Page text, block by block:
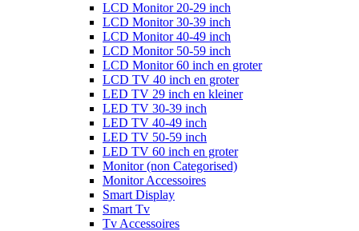
LCD Monitor 20-29 inch
LCD Monitor 30-39 inch
LCD Monitor 40-49 inch
LCD Monitor 50-59 inch
LCD Monitor 60 inch en groter
LCD TV 40 inch en groter
LED TV 29 inch en kleiner
LED TV 30-39 inch
LED TV 40-49 inch
LED TV 50-59 inch
LED TV 60 inch en groter
Monitor (non Categorised)
Monitor Accessoires
Smart Display
Smart Tv
Tv Accessoires